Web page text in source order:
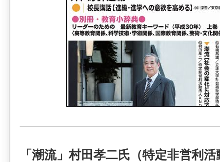
「潮流」村田孝二氏（特定非営利